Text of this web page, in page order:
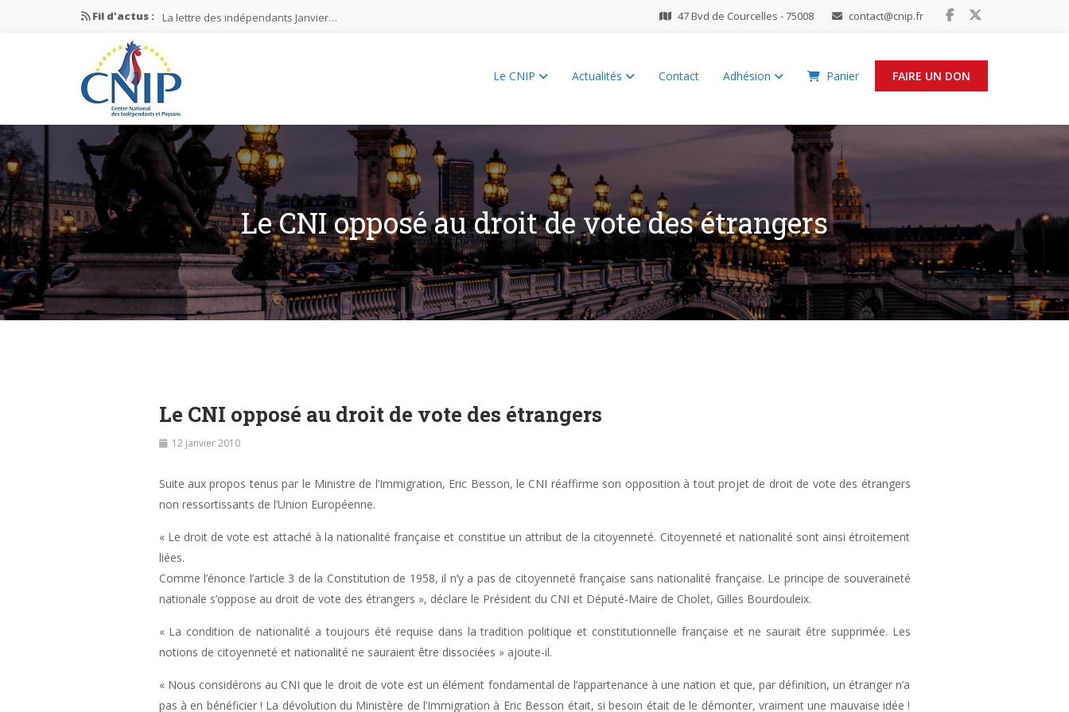
Fil d'actus : La lettre des indépendants Janvier…
La lettre des indépendants Juin…
Mission nationale ÉLECTIONS MUNICIPALES 2026
La lettre des indépendants N°2-2026
47 Bvd de Courcelles - 75008 contact@cnip.fr
FAIRE UN DON
Le CNIP Actualités Contact Adhésion Panier
Le CNI opposé au droit de vote des étrangers
Le CNI opposé au droit de vote des étrangers
12 janvier 2010
Suite aux propos tenus par le Ministre de l’Immigration, Eric Besson, le CNI réaffirme son opposition à tout projet de droit de vote des étrangers
non ressortissants de l’Union Européenne.
« Le droit de vote est attaché à la nationalité française et constitue un attribut de la citoyenneté. Citoyenneté et nationalité sont ainsi étroitement
liées.
Comme l’énonce l’article 3 de la Constitution de 1958, il n’y a pas de citoyenneté française sans nationalité française. Le principe de souveraineté
nationale s’oppose au droit de vote des étrangers », déclare le Président du CNI et Député-Maire de Cholet, Gilles Bourdouleix.
« La condition de nationalité a toujours été requise dans la tradition politique et constitutionnelle française et ne saurait être supprimée. Les
notions de citoyenneté et nationalité ne sauraient être dissociées » ajoute-il.
« Nous considérons au CNI que le droit de vote est un élément fondamental de l’appartenance à une nation et que, par définition, un étranger n’a
pas à en bénéficier ! La dévolution du Ministère de l’Immigration à Eric Besson était, si besoin était de le démonter, vraiment une mauvaise idée !